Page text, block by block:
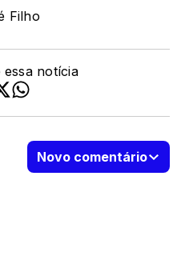
Filho
essa notícia
Novo comentário